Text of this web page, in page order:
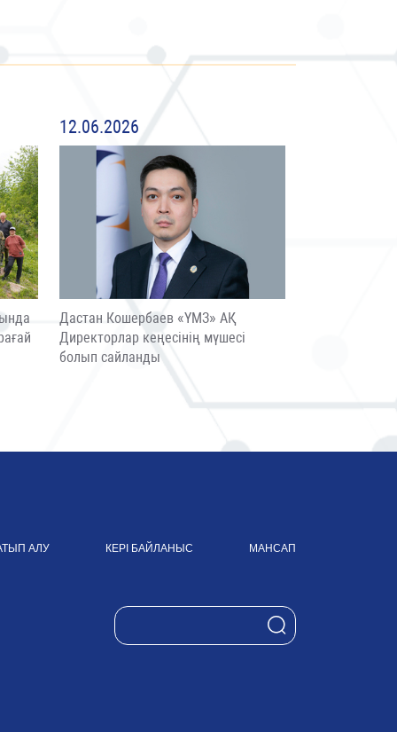
12.06.2026
Дастан Кошербаев «ҮМЗ» АҚ
Директорлар кеңесінің мүшесі
болып сайланды
АЛУ КЕРІ БАЙЛАНЫС МАНСАП